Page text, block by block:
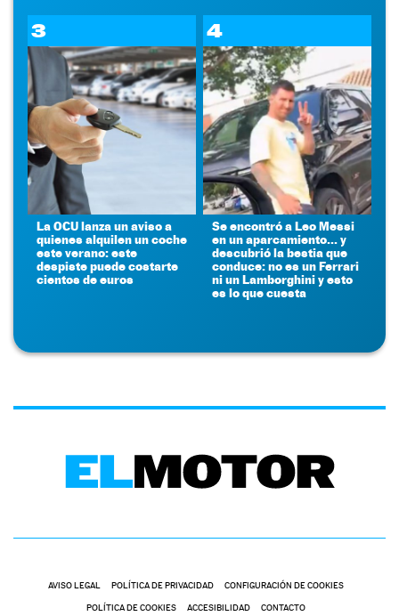
3
La OCU lanza un aviso a
quienes alquilen un coche
este verano: este
despiste puede costarte
cientos de euros
4
Se encontró a Leo Messi
en un aparcamiento... y
descubrió la bestia que
conduce: no es un Ferrari
ni un Lamborghini y esto
es lo que cuesta
AVISO LEGAL POLÍTICA DE PRIVACIDAD CONFIGURACIÓN DE COOKIES
POLÍTICA DE COOKIES ACCESIBILIDAD CONTACTO